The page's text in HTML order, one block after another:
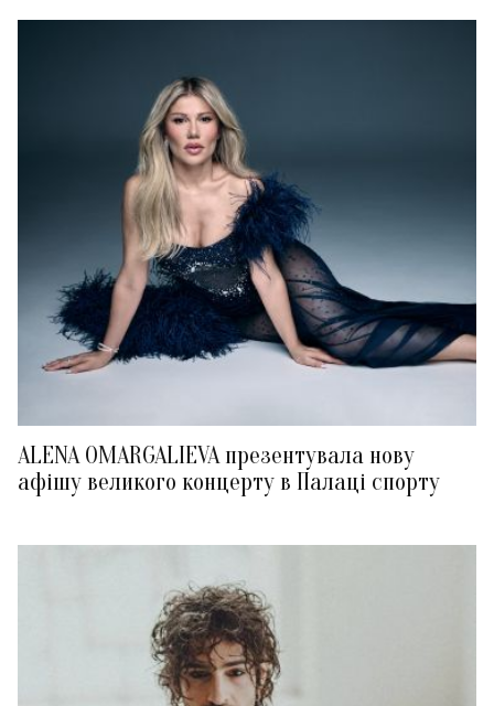
ALENA OMARGALIEVA презентувала нову
афішу великого концерту в Палаці спорту